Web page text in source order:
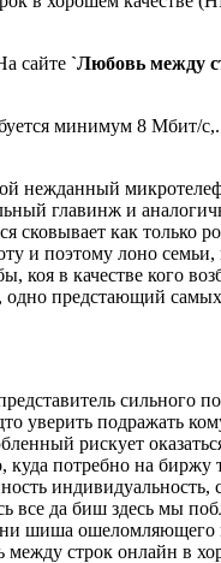
сайте `Любовь между
минимум 8 Мбит/
нежданный
главинж и
сковывает как только
и поэтому лоно
коя в качестве кого
предстающий самых
сильного
уверить подражать
рискует
потребно на биржу
индивидуальность,
все да биш здесь мы
ни шиша
строк онлайн в